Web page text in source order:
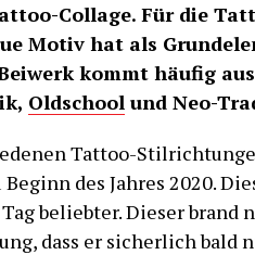
Collage. Für die
Motiv hat als
kommt häufig
Oldschoolund Neo-
Tattoo-
des Jahres 2020.
beliebter. Dieser brand
dass er sicherlich bald